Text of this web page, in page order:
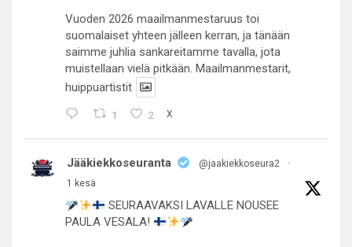
Vuoden 2026 maailmanmestaruus toi
suomalaiset yhteen jälleen kerran, ja tänään
saimme juhlia sankareitamme tavalla, jota
muistellaan vielä pitkään. Maailmanmestarit,
huippuartistit
1 2 X
Jääkiekkoseuranta @jaakiekkoseura2
·
1 kesä
SEURAAVAKSI LAVALLE NOUSEE
PAULA VESALA!